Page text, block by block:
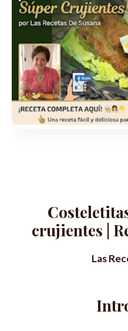
crujientes |
Las